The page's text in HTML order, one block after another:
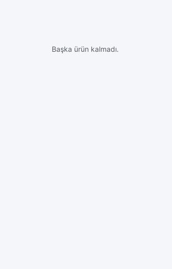
Başka ürün kalmadı.